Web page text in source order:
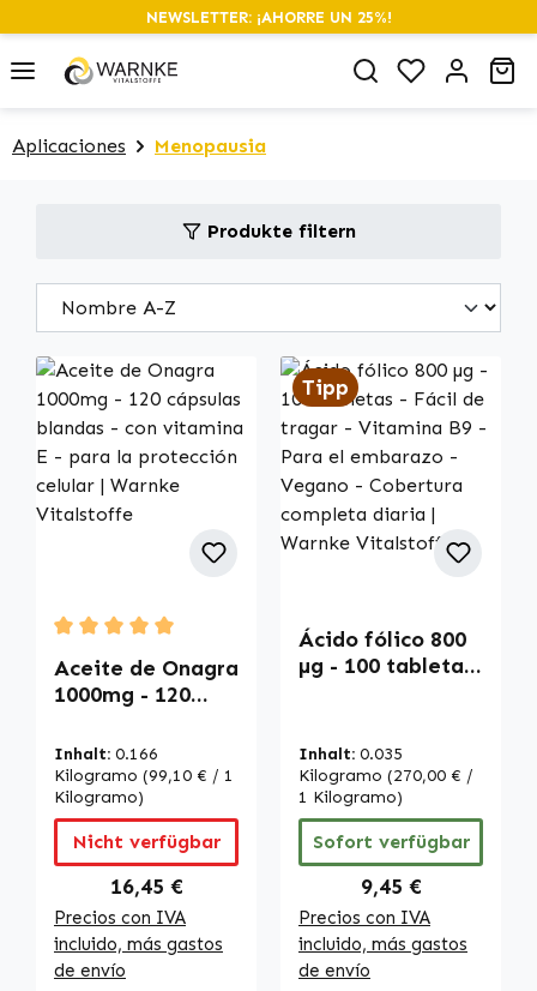
springen
NEWSLETTER: ¡AHORRE UN 25%!
Du hast 0
Aplicaciones Menopausia
Produkte filtern
Durchschnittliche Bewertung von 5 von 5 Sternen
Aceite de Onagra
1000mg - 120
- con vitamina E -
para la
protección
celular | Warnke
Vitalstoffe
Inhalt: 0.166
Kilogramo (99,10 € / 1
Kilogramo)
Nicht verfügbar
Regulärer Preis:
16,45 €
Precios con IVA
incluido, más gastos
de envío
Tipp
Ácido fólico 800
µg - 100 tabletas
Para el
embarazo -
Vegano -
Cobertura
completa diaria |
Warnke
Vitalstoffe
Inhalt: 0.035
Kilogramo (270,00 € /
1 Kilogramo)
Sofort verfügbar
Regulärer Preis:
9,45 €
Precios con IVA
incluido, más gastos
de envío